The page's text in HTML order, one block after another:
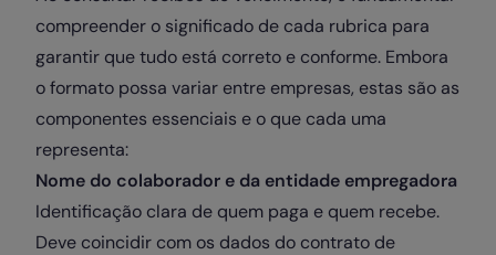
compreender o significado de cada rubrica para
garantir que tudo está correto e conforme. Embora
o formato possa variar entre empresas, estas são as
componentes essenciais e o que cada uma
representa:
Nome do colaborador e da entidade empregadora
Identificação clara de quem paga e quem recebe.
Deve coincidir com os dados do contrato de